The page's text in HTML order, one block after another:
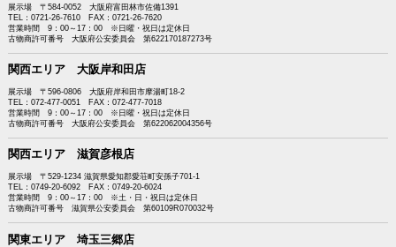
展示場 〒584-0052 大阪府富田林市佐備1391
TEL：0721-26-7610 FAX：0721-26-7620
営業時間 9：00～17：00 ※日曜・祝日は定休日
古物商許可番号 大阪府公安委員会 第622170187273号
関西エリア 大阪岸和田店
展示場 〒596-0806 大阪府岸和田市摩湯町18-2
TEL：072-477-0051 FAX：072-477-7018
営業時間 9：00～17：00 ※日曜・祝日は定休日
古物商許可番号 大阪府公安委員会 第622062004356号
関西エリア 滋賀彦根店
展示場 〒529-1234 滋賀県愛知郡愛荘町安孫子701-1
TEL：0749-20-6092 FAX：0749-20-6024
営業時間 9：00～17：00 ※土・日・祝日は定休日
古物商許可番号 滋賀県公安委員会 第60109R070032号
関東エリア 埼玉三郷店